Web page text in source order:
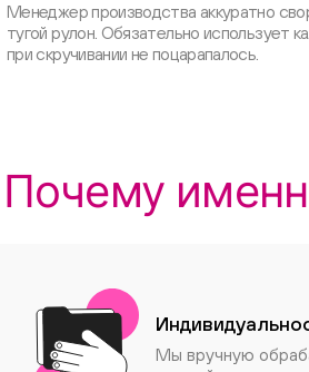
Менеджер производства аккуратно
тугой рулон. Обязательно использует
при скручивании не поцарапалось.
Почему
Мы вручную